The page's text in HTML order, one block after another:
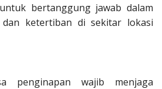
bertanggung jawab dalam
dan ketertiban di sekitar lokasi
penginapan wajib menjaga